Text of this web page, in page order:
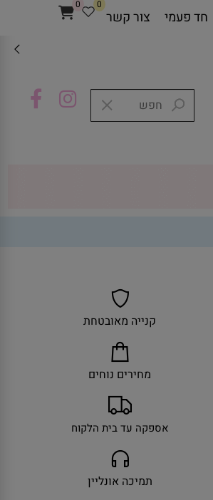
0 0
חד פעמי צור קשר
קנייה מאובטחת
מחירים נוחים
אספקה עד בית הלקוח
תמיכה אונליין